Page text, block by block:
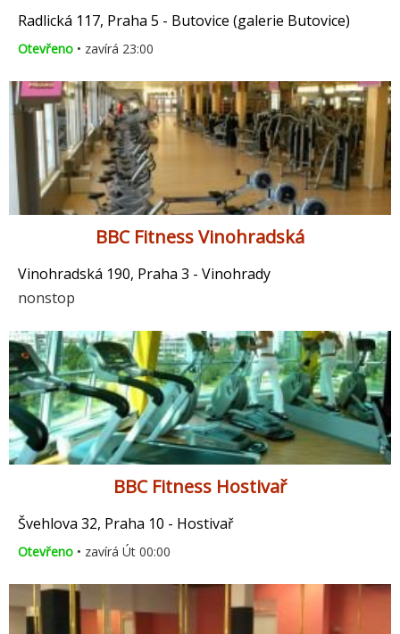
Radlická 117, Praha 5 - Butovice (galerie Butovice)
Otevřeno • zavírá 23:00
BBC Fitness Vinohradská
Vinohradská 190, Praha 3 - Vinohrady
nonstop
BBC Fitness Hostivař
Švehlova 32, Praha 10 - Hostivař
Otevřeno • zavírá Út 00:00